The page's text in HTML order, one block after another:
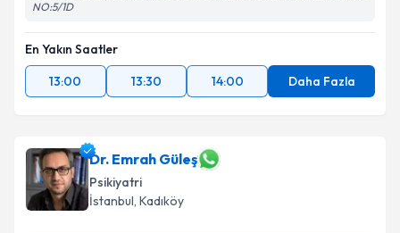
NO:5/1D
En Yakın Saatler
13:00
13:30 14:00 Daha Fazla
Dr. Emrah Güleş
Psikiyatri
İstanbul, Kadıköy